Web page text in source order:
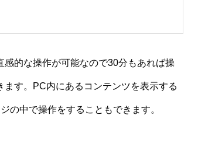
的な操作が可能なので30分もあれば操
す。PC内にあるコンテンツを表示する
の中で操作をすることもできます。